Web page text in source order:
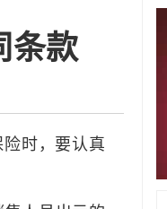
条款
时，要认真